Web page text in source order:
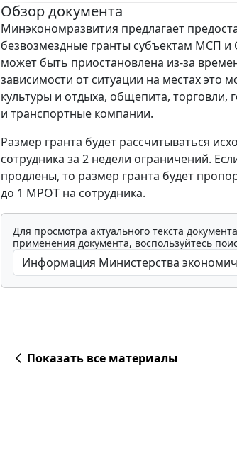
Обзор документа
Минэкономразвития предлагает
безвозмездные гранты субъектам МСП
может быть приостановлена из-за
зависимости от ситуации на местах это
культуры и отдыха, общепита, торговли,
и транспортные компании.
Размер гранта будет рассчитываться
сотрудника за 2 недели ограничений.
продлены, то размер гранта будет
до 1 МРОТ на сотрудника.
Для просмотра актуального текста
применения документа, воспользуйтесь
Показать все материалы